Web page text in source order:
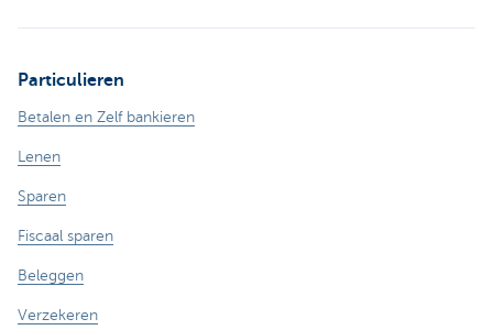
Particulieren
Betalen en Zelf bankieren
Lenen
Sparen
Fiscaal sparen
Beleggen
Verzekeren